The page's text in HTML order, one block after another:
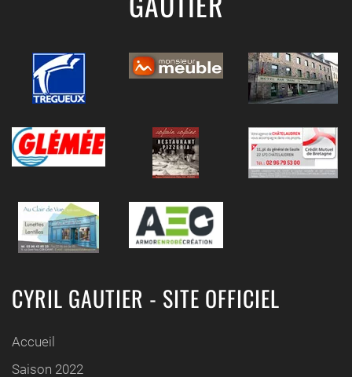
CYRIL GAUTIER - SITE OFFICIEL
Accueil
Saison 2022